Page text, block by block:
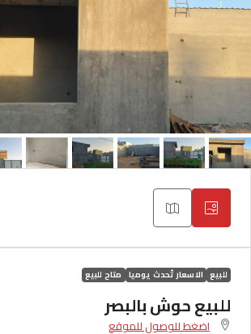
للبيع الاسعار تُحدث يوميا متاح للبيع
للبيع حوش بالبصر
اضغط للوصول للموقع